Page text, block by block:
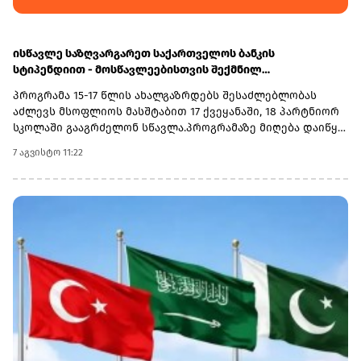
ისწავლე საზღვარგარეთ საქართველოს ბანკის
სტიპენდიით - მოსწავლეებისთვის შექმნილ
პროგრამა 15-17 წლის ახალგაზრდებს შესაძლებლობას
აძლევს მსოფლიოს მასშტაბით 17 ქვეყანაში, 18 პარტნიორ
სკოლაში გააგრძელონ სწავლა.პროგრამაზე მიღება დაიწყო
ეწვიეთ ვებგვერდს. ინფორმაციისთვის, გაერთიანებული
მსოფლიო სკოლები (UWC) წარმოადგენს საერთაშორისო
საგანმანათლებლო მოძრაობას ახალგაზრდებისთვის,
სხვადასხვა ერისა და კულტურის დასაახლოებლად და ამ
გზით შეუწყოს ხელი მშვიდობიანი და მდგრადი მომავლის
შექმნას. UWC მსოფლიოს სხვადასხვა კონტინენტის 18
საერთაშორისო სკოლასა და კოლეჯს აერთიანებს.
პროგრამის ფარგლებში სწავლება მიმდინარეობს 17
სხვადასხვა ქვეყანაში, მათ შორის − კანადაში, აშშ-ში,
ჩინეთში, იაპონიაში, ტაილანდში, გერმანიასა და
იტალიაში.საქართველოს ბანკმა UWC Georgia-სთან
თანამშრომლობა 2025 წელს დაიწყო და უკვე გამოავლინა 2
7 აგვისტო 11:22